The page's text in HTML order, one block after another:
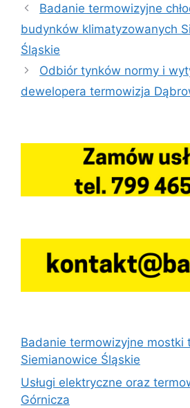
Badanie termowizyjne
budynków klimatyzowanych
Śląskie
Odbiór tynków normy i
dewelopera termowizja
Badanie termowizyjne mostki
Siemianowice Śląskie
Usługi elektryczne oraz
Górnicza